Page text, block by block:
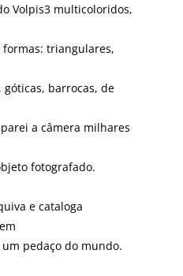
Volpis3 multicoloridos,
triangulares,
barrocas, de
a câmera milhares
fotografado.
e cataloga
pedaço do mundo.